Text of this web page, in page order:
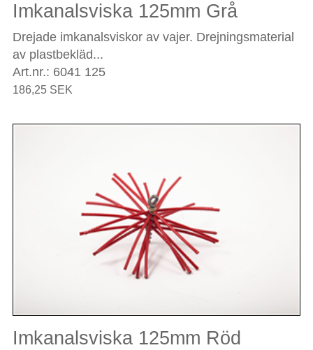
Imkanalsviska 125mm Grå
Drejade imkanalsviskor av vajer. Drejningsmaterial
av plastbekläd...
Art.nr.: 6041 125
186,25 SEK
Imkanalsviska 125mm Röd